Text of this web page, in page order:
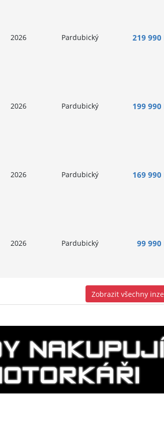
2026 Pardubický 219 990
2026 Pardubický 199 990
2026 Pardubický 169 990
2026 Pardubický 99 990
Zobrazit všechny